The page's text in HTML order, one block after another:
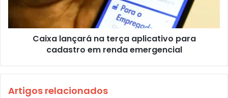
Caixa lançará na terça aplicativo para
cadastro em renda emergencial
Artigos relacionados